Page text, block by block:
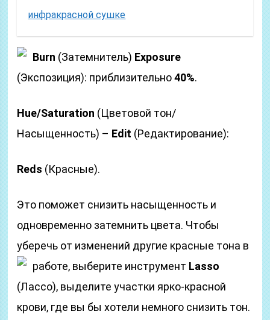
инфракрасной сушке
Burn (Затемнитель) Exposure
(Экспозиция): приблизительно40%.
Hue/Saturation (Цветовой тон/
Насыщенность) – Edit (Редактирование):
Reds (Красные).
Это поможет снизить насыщенность и
одновременно затемнить цвета. Чтобы
уберечь от изменений другие красные тона в
работе, выберите инструмент Lasso
(Лассо), выделите участки ярко-красной
крови, где вы бы хотели немного снизить тон.